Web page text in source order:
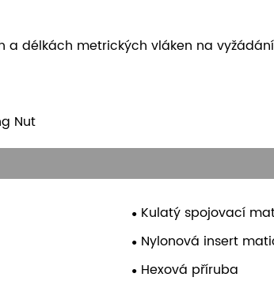
a délkách metrických vláken na
Nut
Kulatý spojovací
Nylonová insert
Hexová příruba